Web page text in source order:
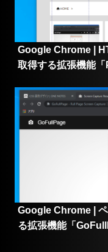
Google Chrome |
取得する拡張機能
Google Chrome |
る拡張機能「